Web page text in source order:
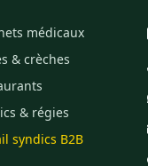
médicaux
& crèches
& régies
syndics B2B